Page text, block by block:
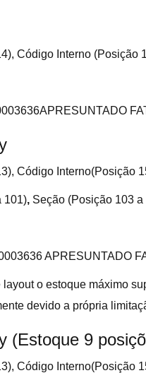
Código Interno (Posição
Código Interno(Posição
101), Seção (Posição 103 a
APRESUNTADO
layout o estoque máximo
devido a própria
(Estoque 9
Código Interno(Posição